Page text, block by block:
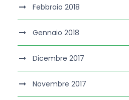
Febbraio 2018
Gennaio 2018
Dicembre 2017
Novembre 2017